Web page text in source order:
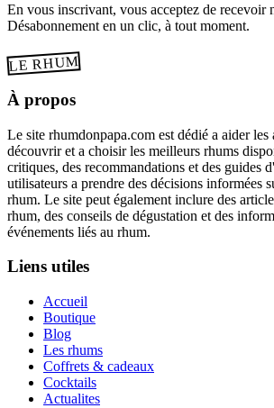
En vous inscrivant, vous acceptez de recevoir
Désabonnement en un clic, à tout moment.
LE RHUM
À propos
Le site rhumdonpapa.com est dédié a aider les
découvrir et a choisir les meilleurs rhums
critiques, des recommandations et des guides
utilisateurs a prendre des décisions informées
rhum. Le site peut également inclure des
rhum, des conseils de dégustation et des
événements liés au rhum.
Liens utiles
Accueil
Boutique
Blog
Les rhums
Coffrets & cadeaux
Cocktails
Actualites